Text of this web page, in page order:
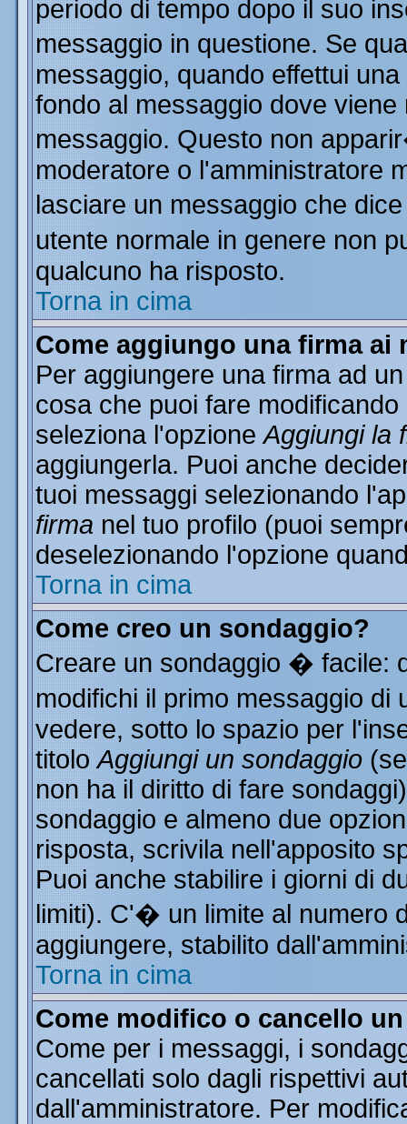
periodo di tempo dopo il suo
messaggio in questione. Se
messaggio, quando effettui
fondo al messaggio dove
messaggio. Questo non
moderatore o l'amministratore
lasciare un messaggio che
utente normale in genere non
qualcuno ha risposto.
Torna in cima
Come aggiungo una firma ai
Per aggiungere una firma ad
cosa che puoi fare
seleziona l'opzioneAggiungi la
aggiungerla. Puoi anche
tuoi messaggi selezionando
firma nel tuo profilo (puoi
deselezionando l'opzione
Torna in cima
Come creo un sondaggio?
Creare un sondaggio � facile:
modifichi il primo messaggio
vedere, sotto lo spazio per
titoloAggiungi un sondaggio
non ha il diritto di fare
sondaggio e almeno due
risposta, scrivila nell'apposito
Puoi anche stabilire i giorni di
limiti). C'� un limite al numero
aggiungere, stabilito
Torna in cima
Come modifico o cancello
Come per i messaggi, i
cancellati solo dagli rispettivi
dall'amministratore. Per